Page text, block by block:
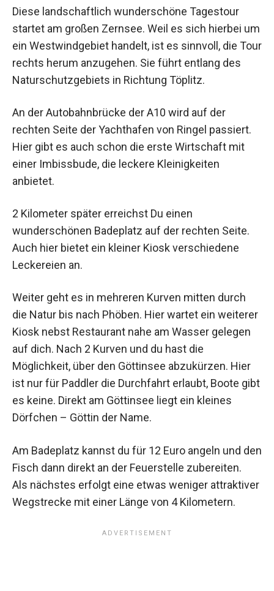
Diese landschaftlich wunderschöne Tagestour
startet am großen Zernsee. Weil es sich hierbei um
ein Westwindgebiet handelt, ist es sinnvoll, die Tour
rechts herum anzugehen. Sie führt entlang des
Naturschutzgebiets in Richtung Töplitz.
An der Autobahnbrücke der A10 wird auf der
rechten Seite der Yachthafen von Ringel passiert.
Hier gibt es auch schon die erste Wirtschaft mit
einer Imbissbude, die leckere Kleinigkeiten
anbietet.
2 Kilometer später erreichst Du einen
wunderschönen Badeplatz auf der rechten Seite.
Auch hier bietet ein kleiner Kiosk verschiedene
Leckereien an.
Weiter geht es in mehreren Kurven mitten durch
die Natur bis nach Phöben. Hier wartet ein weiterer
Kiosk nebst Restaurant nahe am Wasser gelegen
auf dich. Nach 2 Kurven und du hast die
Möglichkeit, über den Göttinsee abzukürzen. Hier
ist nur für Paddler die Durchfahrt erlaubt, Boote gibt
es keine. Direkt am Göttinsee liegt ein kleines
Dörfchen – Göttin der Name.
Am Badeplatz kannst du für 12 Euro angeln und den
Fisch dann direkt an der Feuerstelle zubereiten.
Als nächstes erfolgt eine etwas weniger attraktiver
Wegstrecke mit einer Länge von 4 Kilometern.